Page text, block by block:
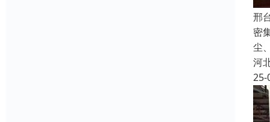
邢
密
尘
河
25-